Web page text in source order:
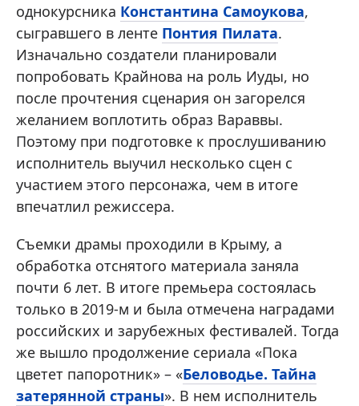
однокурсника Константина Самоукова,
сыгравшего в ленте Понтия Пилата.
Изначально создатели планировали
попробовать Крайнова на роль Иуды, но
после прочтения сценария он загорелся
желанием воплотить образ Вараввы.
Поэтому при подготовке к прослушиванию
исполнитель выучил несколько сцен с
участием этого персонажа, чем в итоге
впечатлил режиссера.
Съемки драмы проходили в Крыму, а
обработка отснятого материала заняла
почти 6 лет. В итоге премьера состоялась
только в 2019-м и была отмечена наградами
российских и зарубежных фестивалей. Тогда
же вышло продолжение сериала «Пока
цветет папоротник» – «Беловодье. Тайна
затерянной страны». В нем исполнитель